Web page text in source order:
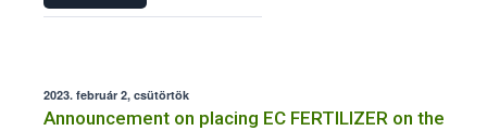
2023. február 2, csütörtök
Announcement on placing EC FERTILIZER on the